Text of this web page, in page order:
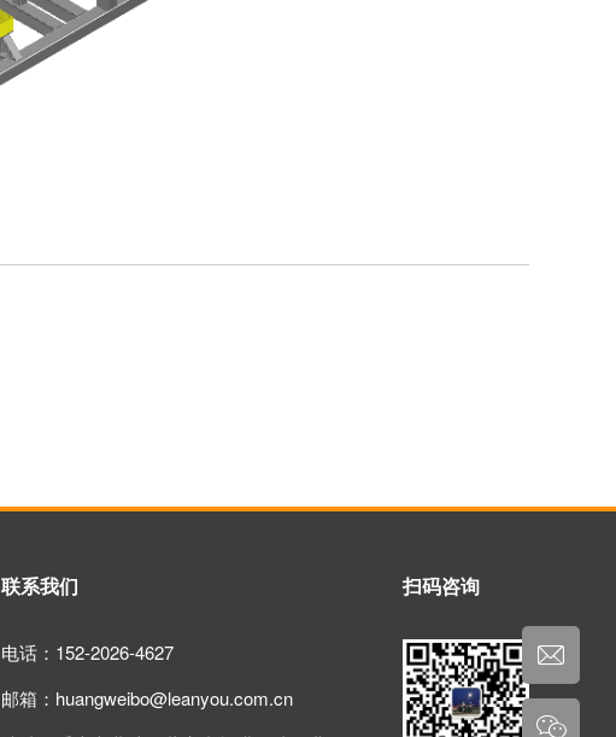
联系我们
电话：152-2026-4627
邮箱：huangweibo@leanyou.com.cn
扫码咨询